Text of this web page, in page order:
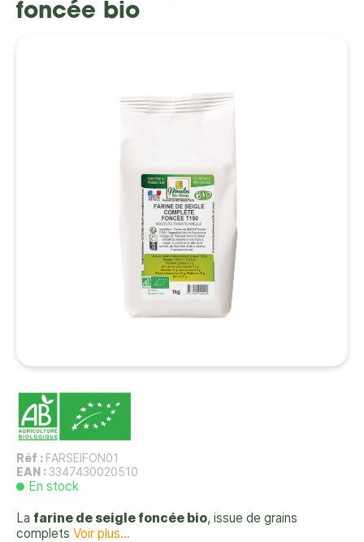
foncée bio
Réf : FARSEIFON01
EAN : 3347430020510
En stock
La farine de seigle foncée bio, issue de grains
complets Voir plus...